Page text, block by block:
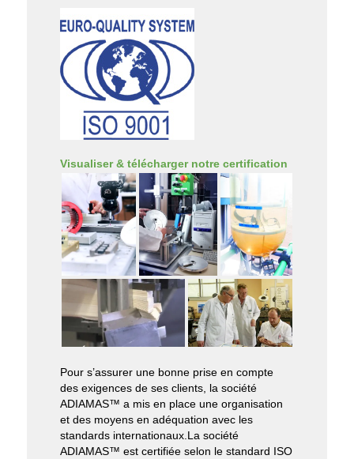
Visualiser & télécharger notre certification
Pour s’assurer une bonne prise en compte
des exigences de ses clients, la société
ADIAMAS™ a mis en place une organisation
et des moyens en adéquation avec les
standards internationaux.La société
ADIAMAS™ est certifiée selon le standard ISO